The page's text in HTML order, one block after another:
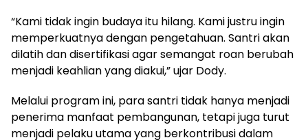
“Kami tidak ingin budaya itu hilang. Kami justru ingin
memperkuatnya dengan pengetahuan. Santri akan
dilatih dan disertifikasi agar semangat roan berubah
menjadi keahlian yang diakui,” ujar Dody.
Melalui program ini, para santri tidak hanya menjadi
penerima manfaat pembangunan, tetapi juga turut
menjadi pelaku utama yang berkontribusi dalam